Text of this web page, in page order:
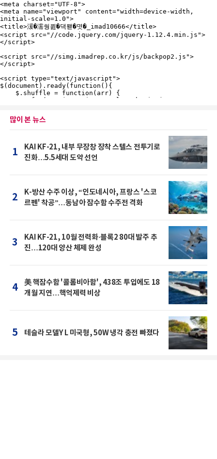
많이 본 뉴스
1
KAI KF-21, 내부 무장창 장착 스텔스 전투기로
진화…5.5세대 도약 선언
2
K-방산 수주 이상, “인도네시아, 프랑스 '스코
르펜' 착공”…동남아 잠수함 수주전 격화
3
KAI KF-21, 10월 전력화·블록2 80대 발주 추
진…120대 양산 체제 완성
4
美 핵잠수함 '콜롬비아함', 438조 투입에도 18
개월 지연…핵억제력 비상
5 테슬라 모델Y L 미국형, 50W 냉각 충전 빠졌다